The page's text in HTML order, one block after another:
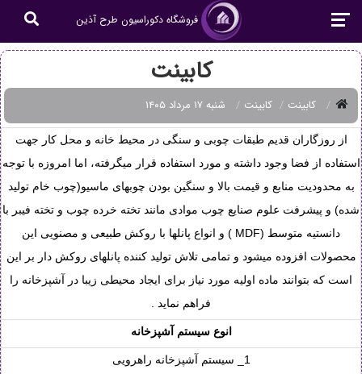
فروشگاه دکوراسیون طرح آذین
کابینت
کابینت کابینت شنبه ۱۷ مرداد ۱۴۰۵
از روزگاران قدیم طبقات چوبی و سنگی در محیط خانه و محل کار جهت
استفاده از فضا وجود داشته و مورد استفاده قرار میگرفته، اما امروزه با توجه
به محدودیت منابع و قیمت بالا و سنگین بودن چوبهای ماسیو(چوب خام تولید
شده) و پیشرفت علوم صنایع چوب موادی مانند تخته خرده چوب و تخته فیبر با
دانستیه متوسط (MDF ) و انواع پانلها با روکش طبیعی و مصنویی این
محصولات افزوده میشود و تمامی تلاش تولید کننده پانلهای روکش دار بر این
است که بتوانند ماده اولیه مورد نیاز برای ایجاد محیطی زیبا در آشپزخانه را
فراهم نماید .
انوع سیستم آشپزخانه
1_ سیستم آشپزخانه راهرویی